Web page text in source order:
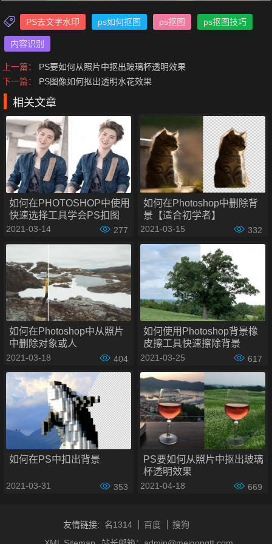
PS抠除图片去文字水印效果操作步骤如下：
步骤一：打开图片
在PS里打开我们要去水印文字的图片。
步骤二：复制背景
按 Ctrl + J 复制背景图层。
PS去文字水印 ps如何抠图 ps抠图 ps抠图技巧
内容识别
上一篇：
PS要如何从照片中抠出玻璃杯透明效果
下一篇：
PS图像如何抠出透明水花效果
相关文章
如何在PHOTOSHOP中使用
快速选择工具学会PS扣图
2021-03-14 277
如何在Photoshop中删除背
景【适合初学者】
2021-03-15 332
如何在Photoshop中从照片
中删除对象或人
2021-03-18 404
如何使用Photoshop背景橡
皮擦工具快速擦除背景
2021-03-25 617
如何在PS中扣出背景
2021-03-31 353
PS要如何从照片中抠出玻璃
杯透明效果
2021-04-18 669
友情链接: 名1314 百度
搜狗